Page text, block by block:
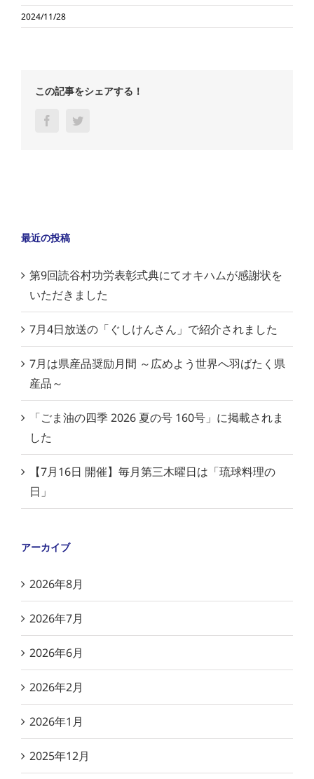
2024/11/28
この記事をシェアする！
Facebook
最近の投稿
第9回読谷村功労表彰式典にてオキハムが感謝状を
いただきました
7月4日放送の「ぐしけんさん」で紹介されました
7月は県産品奨励月間 ～広めよう世界へ羽ばたく県
産品～
「ごま油の四季 2026 夏の号 160号」に掲載されま
した
【7月16日 開催】毎月第三木曜日は「琉球料理の
日」
アーカイブ
2026年8月
2026年7月
2026年6月
2026年2月
2026年1月
2025年12月